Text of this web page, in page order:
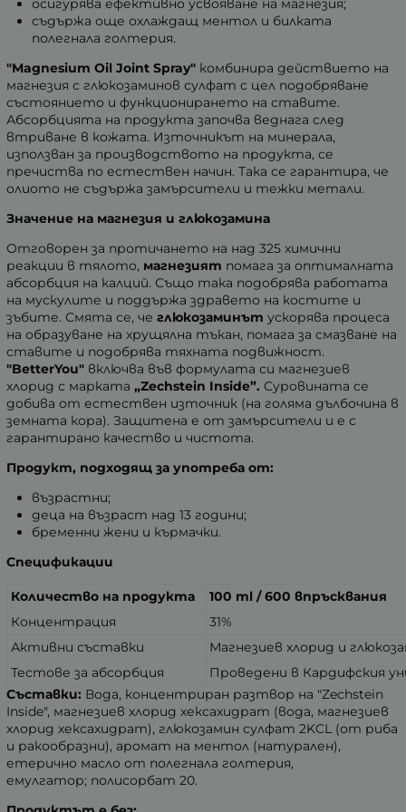
осигурява ефективно усвояване на магнезия;
съдържа още охлаждащ ментол и билката
полегнала голтерия.
"Magnesium Oil Joint Spray" комбинира действието на
магнезия с глюкозаминов сулфат с цел подобряване
състоянието и функционирането на ставите.
Абсорбцията на продукта започва веднага след
втриване в кожата. Източникът на минерала,
използван за производството на продукта, се
пречиства по естествен начин. Така се гарантира, че
олиото не съдържа замърсители и тежки метали.
Значение на магнезия и глюкозамина
Отговорен за протичането на над 325 химични
реакции в тялото, магнезият помага за оптималната
абсорбция на калций. Също така подобрява работата
на мускулите и поддържа здравето на костите и
зъбите. Смята се, че глюкозаминът ускорява процеса
на образуване на хрущялна тъкан, помага за смазване на
ставите и подобрява тяхната подвижност.
"BetterYou" включва във формулата си магнезиев
хлорид с марката „Zechstein Inside”. Суровината се
добива от естествен източник (на голяма дълбочина в
земната кора). Защитена е от замърсители и е с
гарантирано качество и чистота.
Продукт, подходящ за употреба от:
възрастни;
деца на възраст над 13 години;
бременни жени и кърмачки.
Спецификации
Количество на продукта
100 ml / 600 впръсквания
Концентрация
31%
Активни съставки
Магнезиев хлорид и
Тестове за абсорбция
Проведени в Кардифския
Съставки: Вода, концентриран разтвор на "Zechstein
Inside", магнезиев хлорид хексахидрат (вода, магнезиев
хлорид хексахидрат), глюкозамин сулфат 2KCL (от риба
и ракообразни), аромат на ментол (натурален),
етерично масло от полегнала голтерия,
емулгатор; полисорбат 20.